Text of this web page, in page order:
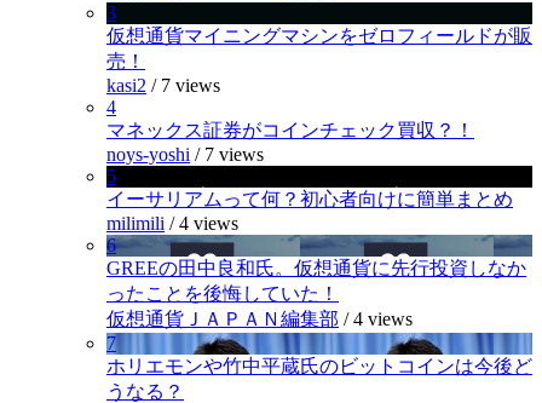
3
仮想通貨マイニングマシンをゼロフィールドが販
売！
kasi2 / 7 views
4
マネックス証券がコインチェック買収？！
noys-yoshi / 7 views
5
イーサリアムって何？初心者向けに簡単まとめ
milimili /4 views
6
GREEの田中良和氏。仮想通貨に先行投資しなか
ったことを後悔していた！
仮想通貨ＪＡＰＡＮ編集部 /4 views
7
ホリエモンや竹中平蔵氏のビットコインは今後ど
うなる？